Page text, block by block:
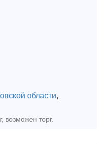
области,
возможен торг.